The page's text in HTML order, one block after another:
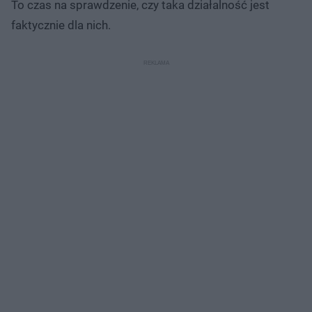
To czas na sprawdzenie, czy taka działalność jest
faktycznie dla nich.